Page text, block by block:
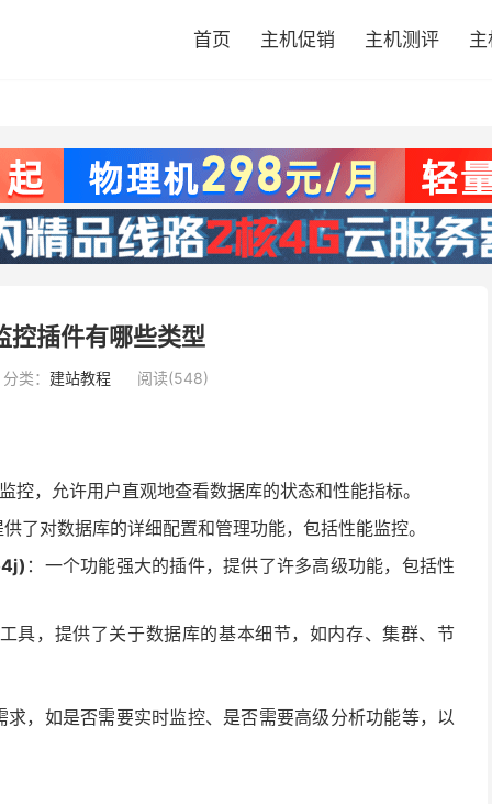
首页 主机促销 主机测评 主
插件有哪些类型
分类： 建站教程 阅读(548)
控，允许用户直观地查看数据库的状态和性能指标。
了对数据库的详细配置和管理功能，包括性能监控。
：一个功能强大的插件，提供了许多高级功能，包括性
具，提供了关于数据库的基本细节，如内存、集群、节
，如是否需要实时监控、是否需要高级分析功能等，以